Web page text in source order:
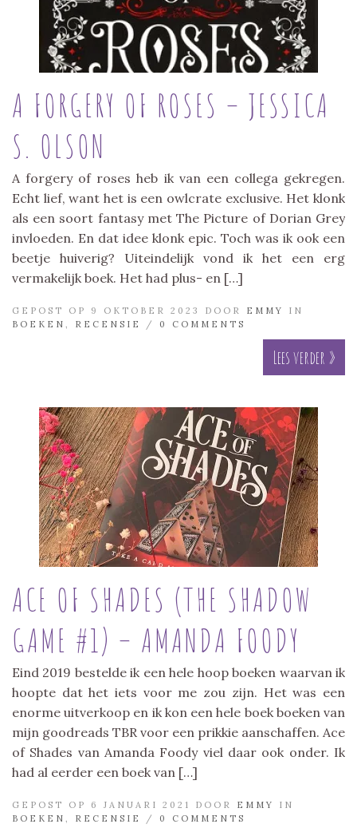
A FORGERY OF ROSES – JESSICA
S. OLSON
A forgery of roses heb ik van een collega gekregen.
Echt lief, want het is een owlcrate exclusive. Het klonk
als een soort fantasy met The Picture of Dorian Grey
invloeden. En dat idee klonk epic. Toch was ik ook een
beetje huiverig? Uiteindelijk vond ik het een erg
vermakelijk boek. Het had plus- en […]
GEPOST OP 9 OKTOBER 2023 DOOR EMMY
IN
BOEKEN
RECENSIE / 0 COMMENTS
Lees verder »
ACE OF SHADES (THE SHADOW
GAME #1) – AMANDA FOODY
Eind 2019 bestelde ik een hele hoop boeken waarvan ik
hoopte dat het iets voor me zou zijn. Het was een
enorme uitverkoop en ik kon een hele boek boeken van
mijn goodreads TBR voor een prikkie aanschaffen. Ace
of Shades van Amanda Foody viel daar ook onder. Ik
had al eerder een boek van […]
GEPOST OP 6 JANUARI 2021 DOOR EMMY
IN
BOEKEN
RECENSIE / 0 COMMENTS